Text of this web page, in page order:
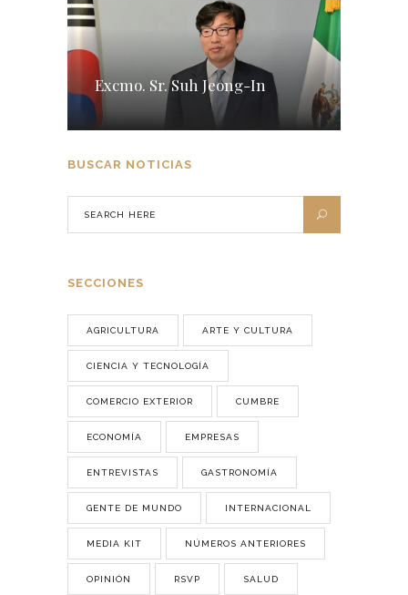
Excmo. Sr. Suh Jeong-In
BUSCAR NOTICIAS
SECCIONES
AGRICULTURA ARTE Y CULTURA
CIENCIA Y TECNOLOGÍA
COMERCIO EXTERIOR CUMBRE
ECONOMÍA EMPRESAS
ENTREVISTAS GASTRONOMÍA
GENTE DE MUNDO INTERNACIONAL
MEDIA KIT NÚMEROS ANTERIORES
OPINIÓN RSVP SALUD